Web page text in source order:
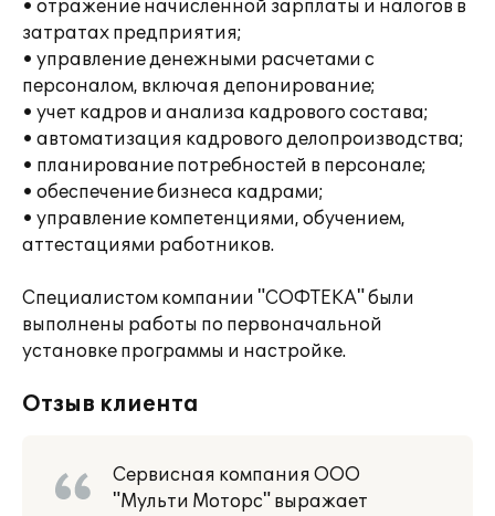
• отражение начисленной зарплаты и налогов в
затратах предприятия;
• управление денежными расчетами с
персоналом, включая депонирование;
• учет кадров и анализа кадрового состава;
• автоматизация кадрового делопроизводства;
• планирование потребностей в персонале;
• обеспечение бизнеса кадрами;
• управление компетенциями, обучением,
аттестациями работников.
Специалистом компании "СОФТЕКА" были
выполнены работы по первоначальной
установке программы и настройке.
Отзыв клиента
Сервисная компания ООО
"Мульти Моторс" выражает